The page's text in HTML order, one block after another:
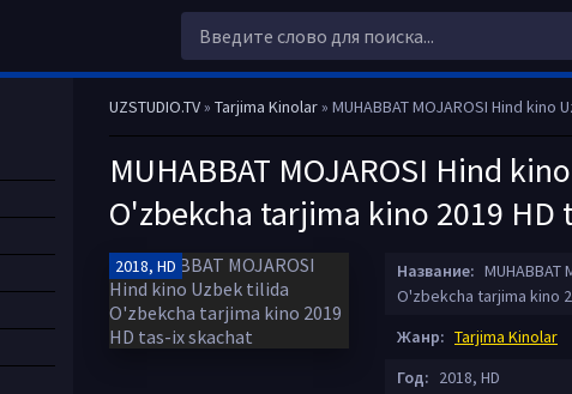
UZSTUDIO.TV» Tarjima Kinolar» MUHABBAT MOJAROSI Hind kino
MUHABBAT MOJAROSI Hind
O'zbekcha tarjima kino 2019 HD
2018, HD Название:
O'zbekcha tarjima kino
Жанр: Tarjima Kinolar
Год: 2018, HD